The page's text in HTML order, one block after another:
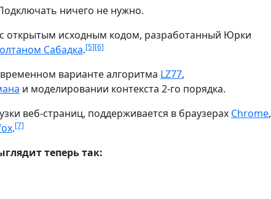
ничего не нужно.
с открытым исходным кодом, разработанный Юрки
Сабадка.[5][6]
варианте алгоритма LZ77,
и моделировании контекста 2-го порядка.
веб-страниц, поддерживается в браузерах Chrome,
.[7]
теперь так: